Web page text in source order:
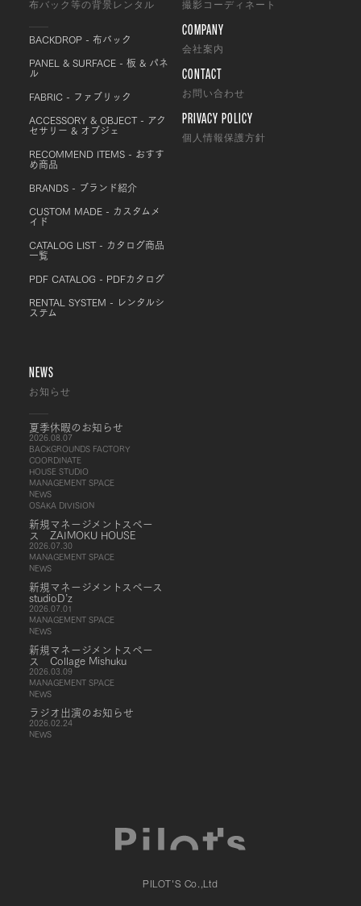
布バック等の背景レンタル
BACKDROP - 布バック
PANEL & SURFACE - 板 & パネ
ル
FABRIC - ファブリック
ACCESSORY & OBJECT - アク
セサリー & オブジェ
RECOMMEND ITEMS - おすす
め商品
BRANDS - ブランド紹介
CUSTOM MADE - カスタムメ
イド
CATALOG LIST - カタログ商品
一覧
PDF CATALOG - PDFカタログ
RENTAL SYSTEM - レンタルシ
ステム
撮影コーディネート
COMPANY
会社案内
CONTACT
お問い合わせ
PRIVACY POLICY
個人情報保護方針
NEWS
お知らせ
夏季休暇のお知らせ
2026.08.07
BACKGROUNDS FACTORY
COORDINATE
HOUSE STUDIO
MANAGEMENT SPACE
NEWS
OSAKA DIVISION
新規マネージメントスペー
ス ZAIMOKU HOUSE
2026.07.30
MANAGEMENT SPACE
NEWS
新規マネージメントスペース
studioD’z
2026.07.01
MANAGEMENT SPACE
NEWS
新規マネージメントスペー
ス Collage Mishuku
2026.03.09
MANAGEMENT SPACE
NEWS
ラジオ出演のお知らせ
2026.02.24
NEWS
PILOT'S Co.,Ltd